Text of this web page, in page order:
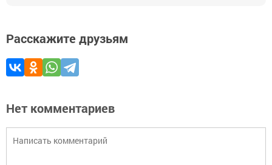
Расскажите друзьям
Нет комментариев